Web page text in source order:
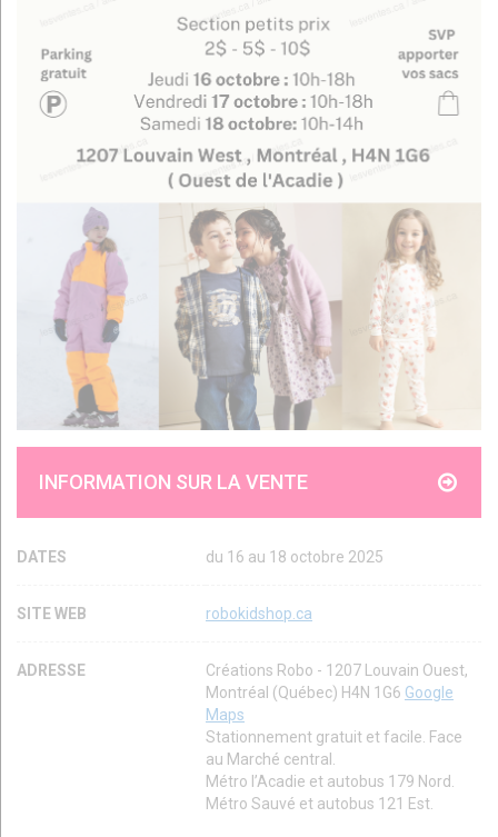
INFORMATION SUR LA VENTE
DATES du 16 au 18 octobre 2025
SITE WEB robokidshop.ca
ADRESSE
Créations Robo - 1207 Louvain Ouest,
Montréal (Québec) H4N 1G6 Google
Maps
Stationnement gratuit et facile. Face
au Marché central.
Métro l’Acadie et autobus 179 Nord.
Métro Sauvé et autobus 121 Est.